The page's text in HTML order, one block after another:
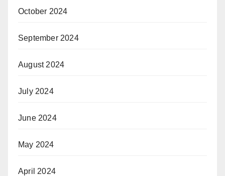
October 2024
September 2024
August 2024
July 2024
June 2024
May 2024
April 2024